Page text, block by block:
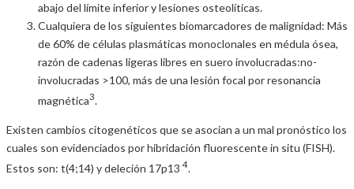
abajo del límite inferior y lesiones osteolíticas.
Cualquiera de los siguientes biomarcadores de malignidad: Más
de 60% de células plasmáticas monoclonales en médula ósea,
razón de cadenas ligeras libres en suero involucradas:no-
involucradas >100, más de una lesión focal por resonancia
magnética3.
Existen cambios citogenéticos que se asocian a un mal pronóstico los
cuales son evidenciados por hibridación fluorescente in situ (FISH).
Estos son: t(4;14) y deleción 17p134.